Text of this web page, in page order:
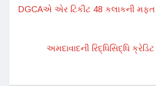
DGCAએ એર ટિકીટ 48 કલાકની મફત
અમદાવાદની રિદ્ધિસિદ્ધિ